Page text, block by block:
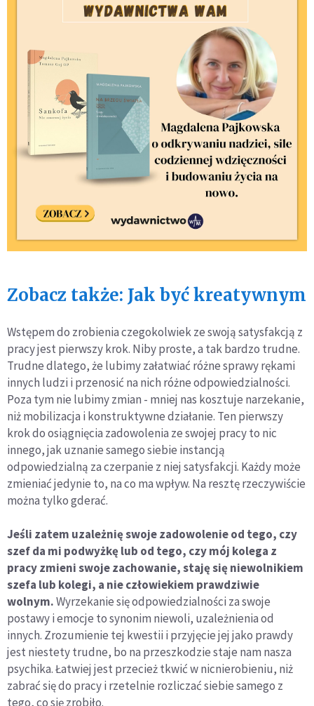
Zobacz także: Jak być kreatywnym
Wstępem do zrobienia czegokolwiek ze swoją satysfakcją z
pracy jest pierwszy krok. Niby proste, a tak bardzo trudne.
Trudne dlatego, że lubimy załatwiać różne sprawy rękami
innych ludzi i przenosić na nich różne odpowiedzialności.
Poza tym nie lubimy zmian - mniej nas kosztuje narzekanie,
niż mobilizacja i konstruktywne działanie. Ten pierwszy
krok do osiągnięcia zadowolenia ze swojej pracy to nic
innego, jak uznanie samego siebie instancją
odpowiedzialną za czerpanie z niej satysfakcji. Każdy może
zmieniać jedynie to, na co ma wpływ. Na resztę rzeczywiście
można tylko gderać.
Jeśli zatem uzależnię swoje zadowolenie od tego, czy
szef da mi podwyżkę lub od tego, czy mój kolega z
pracy zmieni swoje zachowanie, staję się niewolnikiem
szefa lub kolegi, a nie człowiekiem prawdziwie
wolnym.Wyrzekanie się odpowiedzialności za swoje
postawy i emocje to synonim niewoli, uzależnienia od
innych. Zrozumienie tej kwestii i przyjęcie jej jako prawdy
jest niestety trudne, bo na przeszkodzie staje nam nasza
psychika. Łatwiej jest przecież tkwić w nicnierobieniu, niż
zabrać się do pracy i rzetelnie rozliczać siebie samego z
tego, co się zrobiło.